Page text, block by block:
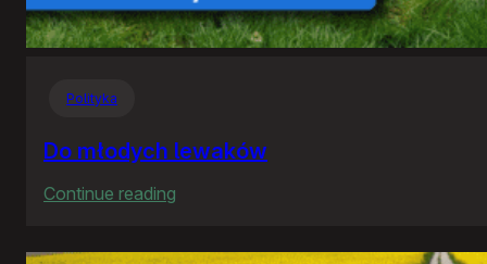
Polityka
Do młodych lewaków
Continue reading
młodych